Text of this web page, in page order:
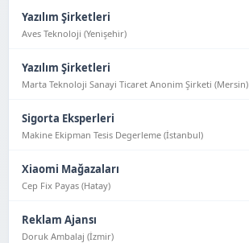
Yazılım Şirketleri
Aves Teknoloji (Yeni̇şehi̇r)
Yazılım Şirketleri
Marta Teknoloji Sanayi Ticaret Anonim Şirketi (Mersin)
Sigorta Eksperleri
Makine Ekipman Tesis Degerleme (İstanbul)
Xiaomi Mağazaları
Cep Fix Payas (Hatay)
Reklam Ajansı
Doruk Ambalaj (İzmir)